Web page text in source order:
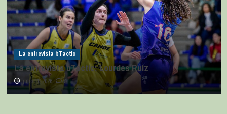
La entrevista bTactic
La entrevista bTactic: Lourdes Ruiz
julio 11, 2026 0